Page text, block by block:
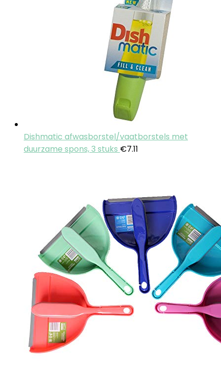
Dishmatic afwasborstel/vaatborstels met
duurzame spons, 3 stuks €7.11